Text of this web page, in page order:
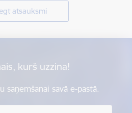
atsauksmi
kurš uzzina!
saņemšanai savā e-pastā.